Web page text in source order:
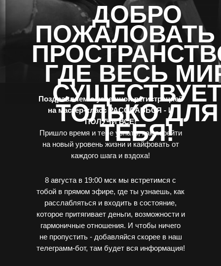
ДОБРО
ПОЖАЛОВАТЬ
ГДЕ ВЕСЬ
ТОЛЬКО ДЛЯ
ТЕБЯ!
Поздравляем с успешной регистрацией
на мастер-класс РАССЛАБЬСЯ - И
ПОЛУЧИ ВСЕ!
Пришло время и тебе узнать, как перейти
на новый уровень жизни и кайфовать от
каждого шага и вздоха!
8 августа в 19:00 мск мы встретимся с
тобой в прямом эфире, где ты узнаешь, как
расслабляться и входить в состояние,
которое притягивает деньги, возможности и
гармоничные отношения. И чтобы ничего
не пропустить - добавляйся скорее в наш
телеграмм-бот, там будет вся информация!